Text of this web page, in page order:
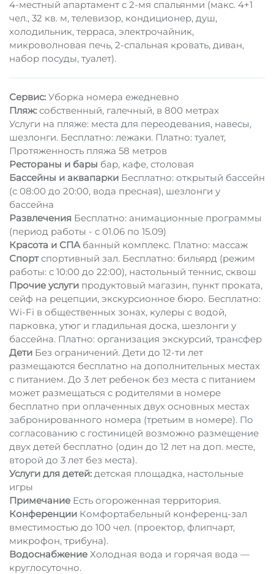
4-местный апартамент с 2-мя спальянми (макс. 4+1
чел., 32 кв. м, телевизор, кондиционер, душ,
холодильник, терраса, электрочайник,
микроволновая печь, 2-спальная кровать, диван,
набор посуды, туалет).
Сервис: Уборка номера ежедневно
Пляж: собственный, галечный, в 800 метрах
Услуги на пляже: места для переодевания, навесы,
шезлонги. Бесплатно: лежаки. Платно: туалет,
Протяженность пляжа 58 метров
Рестораны и бары бар, кафе, столовая
Бассейны и аквапарки Бесплатно: открытый бассейн
(с 08:00 до 20:00, вода пресная), шезлонги у
бассейна
Развлечения Бесплатно: анимационные программы
(период работы - с 01.06 по 15.09)
Красота и СПА банный комплекс. Платно: массаж
Спортспортивный зал. Бесплатно: бильярд (режим
работы: с 10:00 до 22:00), настольный теннис, сквош
Прочие услуги продуктовый магазин, пункт проката,
сейф на рецепции, экскурсионное бюро. Бесплатно:
Wi-Fi в общественных зонах, кулеры с водой,
парковка, утюг и гладильная доска, шезлонги у
бассейна. Платно: организация экскурсий, трансфер
Дети Без ограничений. Дети до 12-ти лет
размещаются бесплатно на дополнительных местах
с питанием. До 3 лет ребенок без места с питанием
может размещаться с родителями в номере
бесплатно при оплаченных двух основных местах
забронированного номера (третьим в номере). По
согласованию с гостиницей возможно размещение
двух детей бесплатно (один до 12 лет на доп. месте,
второй до 3 лет без места).
Услуги для детей: детская площадка, настольные
игры
Примечание Есть огороженная территория.
Конференции Комфортабельный конференц-зал
вместимостью до 100 чел. (проектор, флипчарт,
микрофон, трибуна).
Водоснабжение Холодная вода и горячая вода —
круглосуточно.